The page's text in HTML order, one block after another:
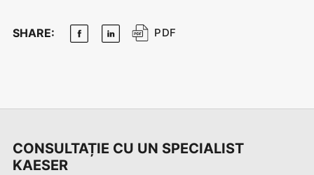
SHARE: PDF
CONSULTAȚIE CU UN SPECIALIST
KAESER